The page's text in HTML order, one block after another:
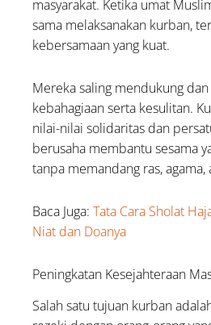
masyarakat. Ketika umat
sama melaksanakan kurban,
kebersamaan yang kuat.
Mereka saling mendukung
kebahagiaan serta kesulitan.
nilai-nilai solidaritas dan
berusaha membantu sesama
tanpa memandang ras, agama,
Baca Juga:Tata Cara Sholat
Niat dan Doanya
Peningkatan Kesejahteraan
Salah satu tujuan kurban